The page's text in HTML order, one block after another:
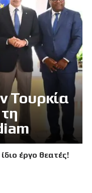
Τουρκία
έργο θεατές!